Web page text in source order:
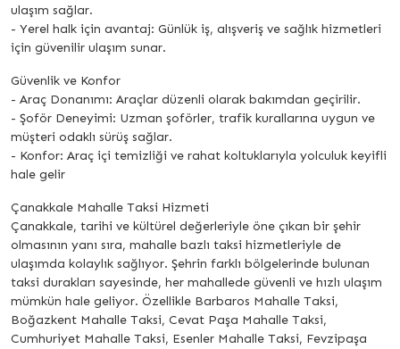
ulaşım sağlar.
- Yerel halk için avantaj: Günlük iş, alışveriş ve sağlık hizmetleri
için güvenilir ulaşım sunar.
Güvenlik ve Konfor
- Araç Donanımı: Araçlar düzenli olarak bakımdan geçirilir.
- Şoför Deneyimi: Uzman şoförler, trafik kurallarına uygun ve
müşteri odaklı sürüş sağlar.
- Konfor: Araç içi temizliği ve rahat koltuklarıyla yolculuk keyifli
hale gelir
Çanakkale Mahalle Taksi Hizmeti
Çanakkale, tarihi ve kültürel değerleriyle öne çıkan bir şehir
olmasının yanı sıra, mahalle bazlı taksi hizmetleriyle de
ulaşımda kolaylık sağlıyor. Şehrin farklı bölgelerinde bulunan
taksi durakları sayesinde, her mahallede güvenli ve hızlı ulaşım
mümkün hale geliyor. Özellikle Barbaros Mahalle Taksi,
Boğazkent Mahalle Taksi, Cevat Paşa Mahalle Taksi,
Cumhuriyet Mahalle Taksi, Esenler Mahalle Taksi, Fevzipaşa